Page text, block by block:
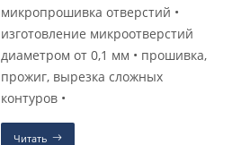
микропрошивка отверстий •
изготовление микроотверстий
диаметром от 0,1 мм • прошивка,
прожиг, вырезка сложных
контуров •
Читать